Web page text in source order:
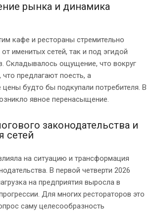
рынка и динамика
кафе и рестораны стремительно
именитых сетей, так и под эгидой
Складывалось ощущение, что вокруг
предлагают поесть, а
цены будто бы подкупали потребителя. В
явное перенасыщение.
законодательства и
сетей
на ситуацию и трансформация
В первой четверти 2026
на предприятия выросла в
Для многих рестораторов это
саму целесообразность